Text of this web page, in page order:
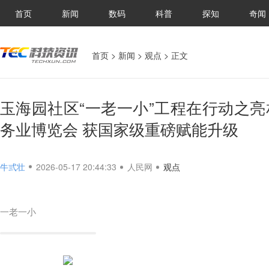
首页 新闻 数码 科普 探知 奇闻
首页 > 新闻 > 观点 > 正文
玉海园社区“一老一小”工程在行动之
务业博览会 获国家级重磅赋能升级
牛弎壮 2026-05-17 20:44:33 人民网 观点
一老一小